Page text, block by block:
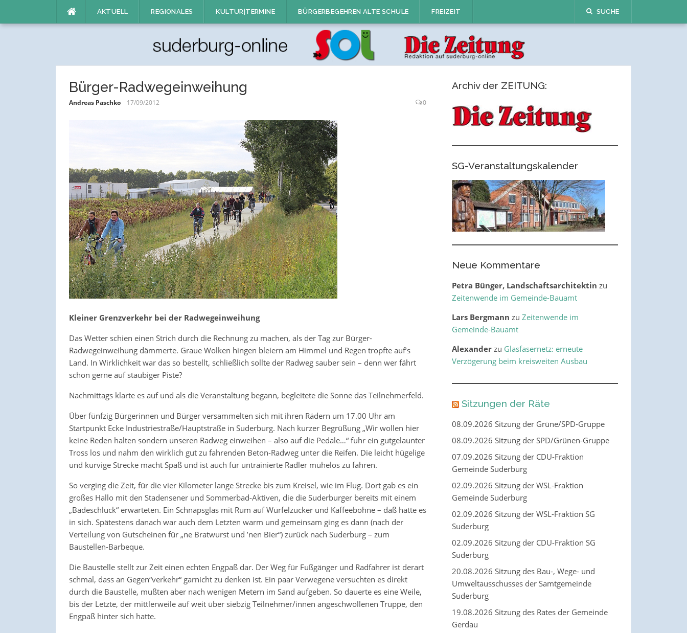
AKTUELL REGIONALES KULTUR|TERMINE BÜRGERBEGEHREN ALTE SCHULE FREIZEIT SUCHE
Bürger-Radwegeinweihung
Andreas Paschko 17/09/2012 0
Kleiner Grenzverkehr bei der Radwegeinweihung
Das Wetter schien einen Strich durch die Rechnung zu machen, als der Tag zur Bürger-
Radwegeinweihung dämmerte. Graue Wolken hingen bleiern am Himmel und Regen tropfte auf’s
Land. In Wirklichkeit war das so bestellt, schließlich sollte der Radweg sauber sein – denn wer fährt
schon gerne auf staubiger Piste?
Nachmittags klarte es auf und als die Veranstaltung begann, begleitete die Sonne das Teilnehmerfeld.
Über fünfzig Bürgerinnen und Bürger versammelten sich mit ihren Rädern um 17.00 Uhr am
Startpunkt Ecke Industriestraße/Hauptstraße in Suderburg. Nach kurzer Begrüßung „Wir wollen hier
keine Reden halten sondern unseren Radweg einweihen – also auf die Pedale…“ fuhr ein gutgelaunter
Tross los und nahm den wirklich gut zu fahrenden Beton-Radweg unter die Reifen. Die leicht hügelige
und kurvige Strecke macht Spaß und ist auch für untrainierte Radler mühelos zu fahren.
So verging die Zeit, für die vier Kilometer lange Strecke bis zum Kreisel, wie im Flug. Dort gab es ein
großes Hallo mit den Stadensener und Sommerbad-Aktiven, die die Suderburger bereits mit einem
„Badeschluck“ erwarteten. Ein Schnapsglas mit Rum auf Würfelzucker und Kaffeebohne – daß hatte es
in sich. Spätestens danach war auch dem Letzten warm und gemeinsam ging es dann (nach der
Verteilung von Gutscheinen für „ne Bratwurst und ’nen Bier“) zurück nach Suderburg – zum
Baustellen-Barbeque.
Die Baustelle stellt zur Zeit einen echten Engpaß dar. Der Weg für Fußgänger und Radfahrer ist derart
schmal, dass an Gegen“verkehr“ garnicht zu denken ist. Ein paar Verwegene versuchten es direkt
durch die Baustelle, mußten aber nach wenigen Metern im Sand aufgeben. So dauerte es eine Weile,
bis der Letzte, der mittlerweile auf weit über siebzig Teilnehmer/innen angeschwollenen Truppe, den
Engpaß hinter sich hatte.
Archiv der ZEITUNG:
SG-Veranstaltungskalender
Neue Kommentare
Petra Bünger, Landschaftsarchitektin zu
Zeitenwende im Gemeinde-Bauamt
Lars Bergmann zu Zeitenwende im
Gemeinde-Bauamt
Alexanderzu Glasfasernetz: erneute
Verzögerung beim kreisweiten Ausbau
Sitzungen der Räte
08.09.2026 Sitzung der Grüne/SPD-Gruppe
08.09.2026 Sitzung der SPD/Grünen-Gruppe
07.09.2026 Sitzung der CDU-Fraktion
Gemeinde Suderburg
02.09.2026 Sitzung der WSL-Fraktion
Gemeinde Suderburg
02.09.2026 Sitzung der WSL-Fraktion SG
Suderburg
02.09.2026 Sitzung der CDU-Fraktion SG
Suderburg
20.08.2026 Sitzung des Bau-, Wege- und
Umweltausschusses der Samtgemeinde
Suderburg
19.08.2026 Sitzung des Rates der Gemeinde
Gerdau